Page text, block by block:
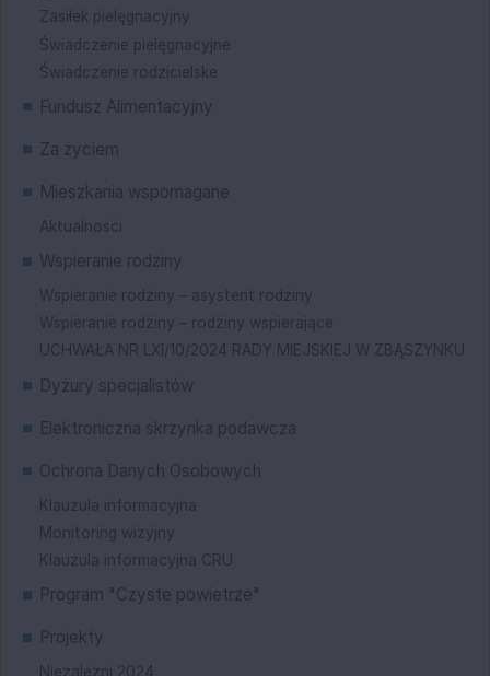
Zasiłek pielęgnacyjny
Świadczenie pielęgnacyjne
Świadczenie rodzicielske
Fundusz Alimentacyjny
Za życiem
Mieszkania wspomagane
Aktualności
Wspieranie rodziny
Wspieranie rodziny – asystent rodziny
Wspieranie rodziny – rodziny wspierające
UCHWAŁA NR LXI/10/2024 RADY MIEJSKIEJ W ZBĄSZYNKU
Dyżury specjalistów
Elektroniczna skrzynka podawcza
Ochrona Danych Osobowych
Klauzula informacyjna
Monitoring wizyjny
Klauzula informacyjna CRU
Program "Czyste powietrze"
Projekty
Niezależni 2024